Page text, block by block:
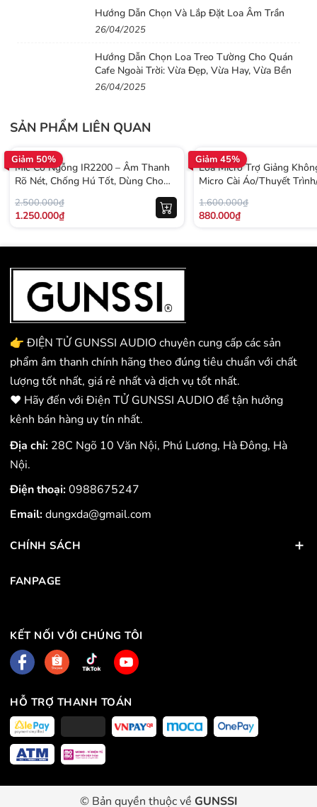
Hướng Dẫn Chọn Và Lắp Đặt Loa Âm Trần
26/04/2025
Hướng Dẫn Chọn Loa Treo Tường Cho Quán
Cafe Ngoài Trời: Vừa Đẹp, Vừa Hay, Vừa Bền
26/04/2025
SẢN PHẨM LIÊN QUAN
Giảm 50%
Mic Cổ Ngỗng IR2200 – Âm Thanh
Rõ Nét, Chống Hú Tốt, Dùng Cho
2.500.000₫
1.250.000₫
Giảm 45%
Loa Micro Trợ Giảng
Micro Cài Áo/Thuyết
Ổn Định
1.600.000₫
880.000₫
👉 ĐIỆN TỬ GUNSSI AUDIO chuyên cung cấp các sản
phẩm âm thanh chính hãng theo đúng tiêu chuẩn với chất
lượng tốt nhất, giá rẻ nhất và dịch vụ tốt nhất.
❤️ Hãy đến với Điện TỬ GUNSSI AUDIO để tận hưởng
kênh bán hàng uy tín nhất.
Địa chỉ: 28C Ngõ 10 Văn Nội, Phú Lương, Hà Đông, Hà
Nội.
Điện thoại:0988675247
Email:dungxda@gmail.com
CHÍNH SÁCH
FANPAGE
KẾT NỐI VỚI CHÚNG TÔI
HỖ TRỢ THANH TOÁN
© Bản quyền thuộc về GUNSSI